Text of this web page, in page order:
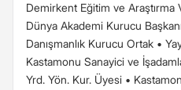
Demirkent Eğitim ve Araştırma
Dünya Akademi Kurucu
Danışmanlık Kurucu Ortak •
Kastamonu Sanayici ve
Yrd. Yön. Kur. Üyesi •